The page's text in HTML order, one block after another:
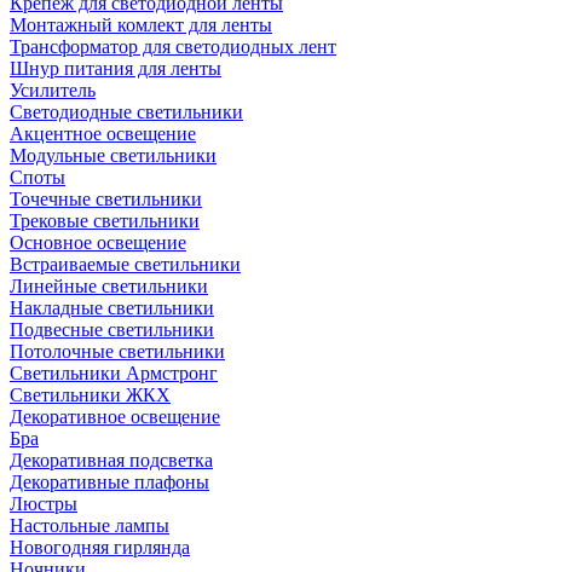
Монтажный комлект для ленты
Трансформатор для светодиодных лент
Шнур питания для ленты
Усилитель
Светодиодные светильники
Акцентное освещение
Модульные светильники
Споты
Точечные светильники
Трековые светильники
Основное освещение
Встраиваемые светильники
Линейные светильники
Накладные светильники
Подвесные светильники
Потолочные светильники
Светильники Армстронг
Светильники ЖКХ
Декоративное освещение
Бра
Декоративная подсветка
Декоративные плафоны
Люстры
Настольные лампы
Новогодняя гирлянда